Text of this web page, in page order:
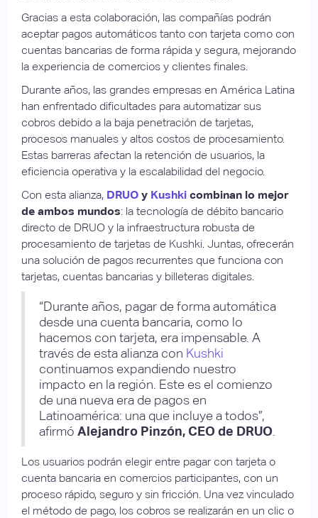
Gracias a esta colaboración, las compañías podrán
aceptar pagos automáticos tanto con tarjeta como con
cuentas bancarias de forma rápida y segura, mejorando
la experiencia de comercios y clientes finales.
Durante años, las grandes empresas en América Latina
han enfrentado dificultades para automatizar sus
cobros debido a la baja penetración de tarjetas,
procesos manuales y altos costos de procesamiento.
Estas barreras afectan la retención de usuarios, la
eficiencia operativa y la escalabilidad del negocio.
Con esta alianza, DRUO y Kushki combinan lo mejor
de ambos mundos: la tecnología de débito bancario
directo de DRUO y la infraestructura robusta de
procesamiento de tarjetas de Kushki. Juntas, ofrecerán
una solución de pagos recurrentes que funciona con
tarjetas, cuentas bancarias y billeteras digitales.
“Durante años, pagar de forma automática
desde una cuenta bancaria, como lo
hacemos con tarjeta, era impensable. A
través de esta alianza con Kushki
continuamos expandiendo nuestro
impacto en la región. Este es el comienzo
de una nueva era de pagos en
Latinoamérica: una que incluye a todos”,
afirmó Alejandro Pinzón, CEO de DRUO
Los usuarios podrán elegir entre pagar con tarjeta o
cuenta bancaria en comercios participantes, con un
proceso rápido, seguro y sin fricción. Una vez vinculado
el método de pago, los cobros se realizarán en un clic o